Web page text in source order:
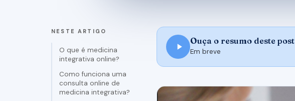
NESTE ARTIGO
O que é medicina
integrativa online?
Como funciona uma
consulta online de
medicina integrativa?
Ouça o resumo deste post
Em breve